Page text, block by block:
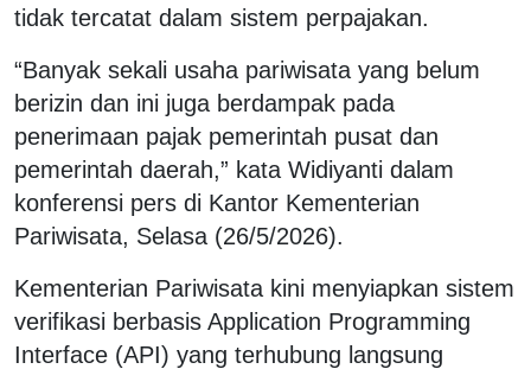
tidak tercatat dalam sistem perpajakan.
“Banyak sekali usaha pariwisata yang belum
berizin dan ini juga berdampak pada
penerimaan pajak pemerintah pusat dan
pemerintah daerah,” kata Widiyanti dalam
konferensi pers di Kantor Kementerian
Pariwisata, Selasa (26/5/2026).
Kementerian Pariwisata kini menyiapkan sistem
verifikasi berbasis Application Programming
Interface (API) yang terhubung langsung